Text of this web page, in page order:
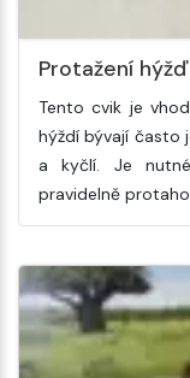
Protažení
Tento cvik je
hýždí bývají často
a kyčlí. Je
pravidelně